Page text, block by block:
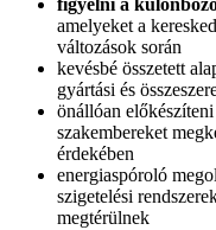
figyelni a
amelyeket a
változások során
kevésbé összetett
gyártási és
önállóan
szakembereket
érdekében
energiaspóroló
szigetelési
megtérülnek